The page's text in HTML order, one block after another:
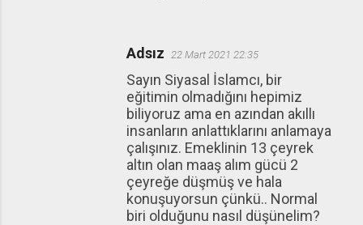
Adsız 22 Mart 2021 22:35
Sayın Siyasal İslamcı, bir
eğitimin olmadığını hepimiz
biliyoruz ama en azından akıllı
insanların anlattıklarını anlamaya
çalışınız. Emeklinin 13 çeyrek
altın olan maaş alım gücü 2
çeyreğe düşmüş ve hala
konuşuyorsun çünkü.. Normal
biri olduğunu nasıl düşünelim?